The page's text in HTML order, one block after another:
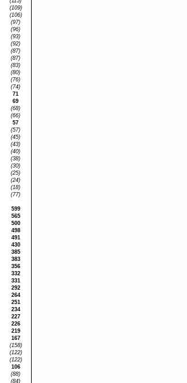
(109)
(106)
(97)
(96)
(93)
(92)
(87)
(87)
(83)
(80)
(76)
(74)
71
69
(68)
(66)
57
(57)
(45)
(43)
(40)
(38)
(30)
(25)
(24)
(18)
(77)
599
565
500
498
491
430
385
383
356
332
331
292
264
251
234
227
226
219
167
(158)
(122)
(122)
106
(88)
(84)